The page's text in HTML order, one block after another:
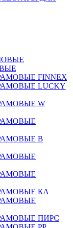
FINNEX
LUCKY
W
В
КА
ПИРС